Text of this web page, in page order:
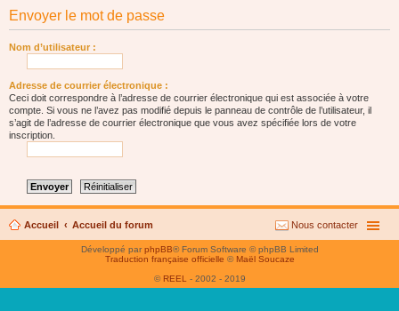
Envoyer le mot de passe
Nom d’utilisateur :
Adresse de courrier électronique :
Ceci doit correspondre à l’adresse de courrier électronique qui est associée à votre
compte. Si vous ne l’avez pas modifié depuis le panneau de contrôle de l’utilisateur, il
s’agit de l’adresse de courrier électronique que vous avez spécifiée lors de votre
inscription.
Accueil Accueil du forum Nous contacter
Développé parphpBB® Forum Software © phpBB Limited
Traduction française officielle © Maël Soucaze
© REEL - 2002 - 2019